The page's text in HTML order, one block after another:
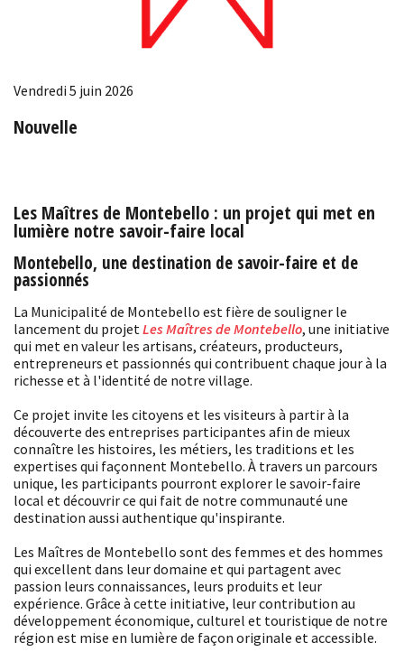
Vendredi 5 juin 2026
Nouvelle
Les Maîtres de Montebello : un projet qui met en
lumière notre savoir-faire local
Montebello, une destination de savoir-faire et de
passionnés
La Municipalité de Montebello est fière de souligner le
lancement du projet Les Maîtres de Montebello, une initiative
qui met en valeur les artisans, créateurs, producteurs,
entrepreneurs et passionnés qui contribuent chaque jour à la
richesse et à l'identité de notre village.
Ce projet invite les citoyens et les visiteurs à partir à la
découverte des entreprises participantes afin de mieux
connaître les histoires, les métiers, les traditions et les
expertises qui façonnent Montebello. À travers un parcours
unique, les participants pourront explorer le savoir-faire
local et découvrir ce qui fait de notre communauté une
destination aussi authentique qu'inspirante.
Les Maîtres de Montebello sont des femmes et des hommes
qui excellent dans leur domaine et qui partagent avec
passion leurs connaissances, leurs produits et leur
expérience. Grâce à cette initiative, leur contribution au
développement économique, culturel et touristique de notre
région est mise en lumière de façon originale et accessible.